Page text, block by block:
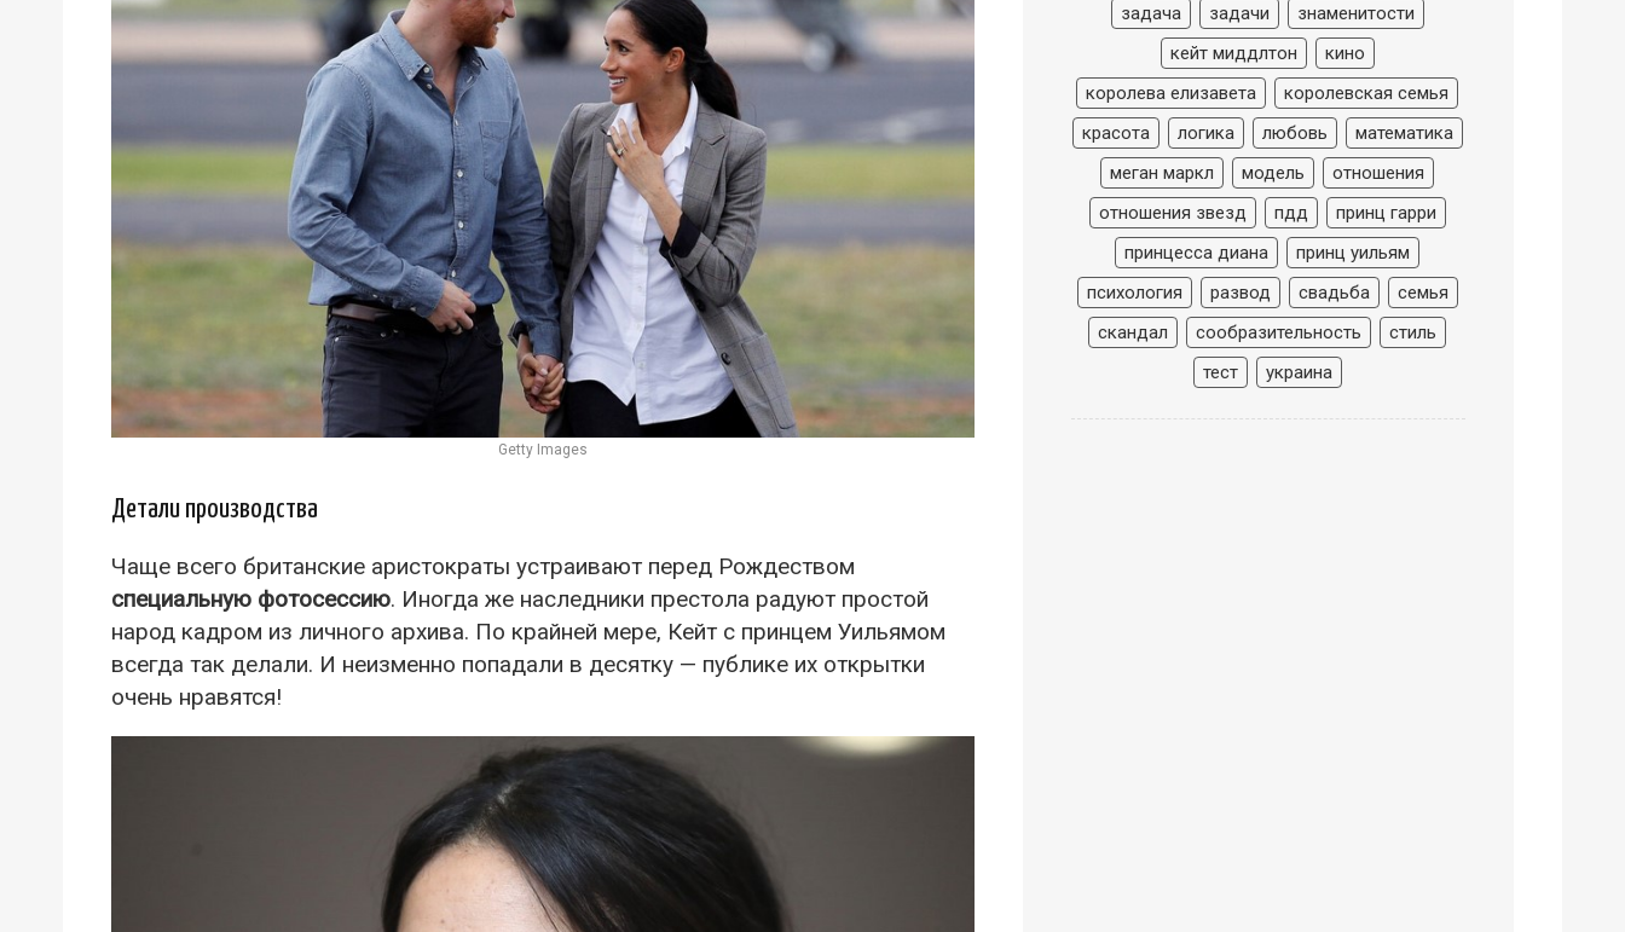
Getty Images
Детали производства
Чаще всего британские аристократы устраивают перед Рождеством
специальную фотосессию. Иногда же наследники престола радуют простой
народ кадром из личного архива. По крайней мере, Кейт с принцем Уильямом
всегда так делали. И неизменно попадали в десятку — публике их открытки
очень нравятся!
задача
задачи
знаменитости
кейт миддлтон
кино
королева елизавета
королевская семья
красота
логика любовь
математика
меган маркл
модель
отношения
отношения звезд
пдд
принц гарри
принцесса диана
принц уильям
психология
развод свадьба
семья
скандал
сообразительность
стиль
тест
украина